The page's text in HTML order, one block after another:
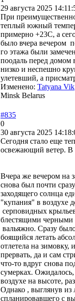
29 августа 2025
При
теплый южный
примерно +23С, а
было вчера вечером
го этажа были
поодаль перед домом
низко и неспешно
улетевший, а
Изменено: Tatyana Vik
Minsk Belarus
#835
0
30 августа 2025
Сегодня стало еще
освежающий ветер. В
Вчера же вечером на
снова был почти
заходящего солнца
"купания" в воздухе
серповидных
блестящими черными
вальяжно. Сразу
боящийся летать
отлетела на
прервать, да и сам
что-то вдруг снова
сумерках.
воздухе на высоте,
Однако , выглянув из
спланировавшего с